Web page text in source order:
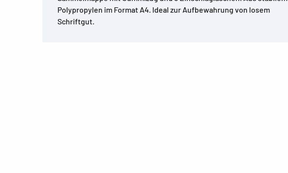
Polypropylen im Format A4. Ideal zur Aufbewahrung von losem
Schriftgut.